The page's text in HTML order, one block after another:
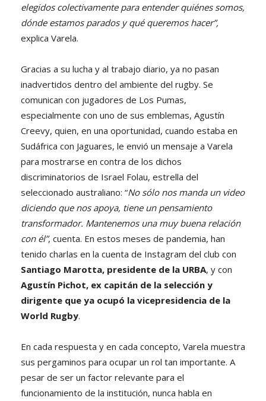
elegidos colectivamente para entender quiénes somos,
dónde estamos parados y qué queremos hacer”,
explica Varela.
Gracias a su lucha y al trabajo diario, ya no pasan
inadvertidos dentro del ambiente del rugby. Se
comunican con jugadores de Los Pumas,
especialmente con uno de sus emblemas, Agustín
Creevy, quien, en una oportunidad, cuando estaba en
Sudáfrica con Jaguares, le envió un mensaje a Varela
para mostrarse en contra de los dichos
discriminatorios de Israel Folau, estrella del
seleccionado australiano: “No sólo nos manda un video
diciendo que nos apoya, tiene un pensamiento
transformador. Mantenemos una muy buena relación
con él”, cuenta. En estos meses de pandemia, han
tenido charlas en la cuenta de Instagram del club con
Santiago Marotta, presidente de la URBA, y con
Agustín Pichot, ex capitán de la selección y
dirigente que ya ocupó la vicepresidencia de la
World Rugby.
En cada respuesta y en cada concepto, Varela muestra
sus pergaminos para ocupar un rol tan importante. A
pesar de ser un factor relevante para el
funcionamiento de la institución, nunca habla en